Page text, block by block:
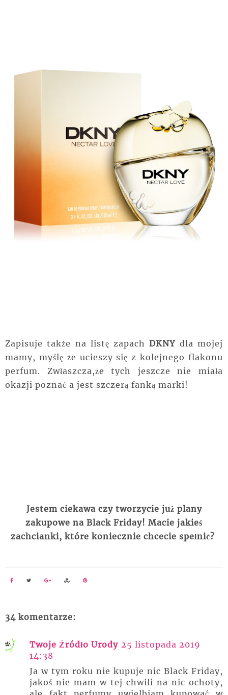
Zapisuje także na listę zapachDKNYdla mojej
mamy, myślę że ucieszy się z kolejnego flakonu
perfum. Zwłaszcza,że tych jeszcze nie miała
okazji poznać a jest szczerą fanką marki!
Jestem ciekawa czy tworzycie już plany
zakupowe na Black Friday! Macie jakieś
zachcianki, które koniecznie chcecie spełnić?
34 komentarze:
Twoje Źródło Urody 25 listopada 2019
14:38
Ja w tym roku nie kupuje nic Black Friday,
jakoś nie mam w tej chwili na nic ochoty,